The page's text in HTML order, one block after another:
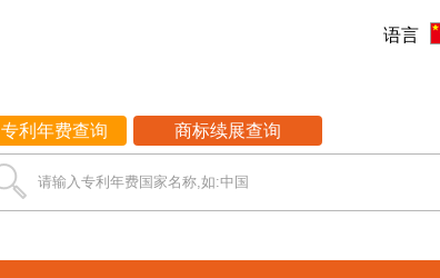
语言
专利年费查询 商标续展查询
请输入专利年费国家名称,如:中国